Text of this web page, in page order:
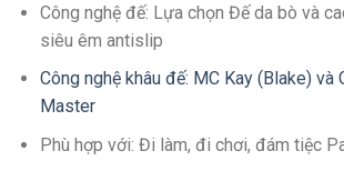
Công nghệ đế: Lựa chọn Đế da bò và
siêu êm antislip
Công nghệ khâu đế: MC Kay (Blake) và
Master
Phù hợp với: Đi làm, đi chơi, đám tiệc